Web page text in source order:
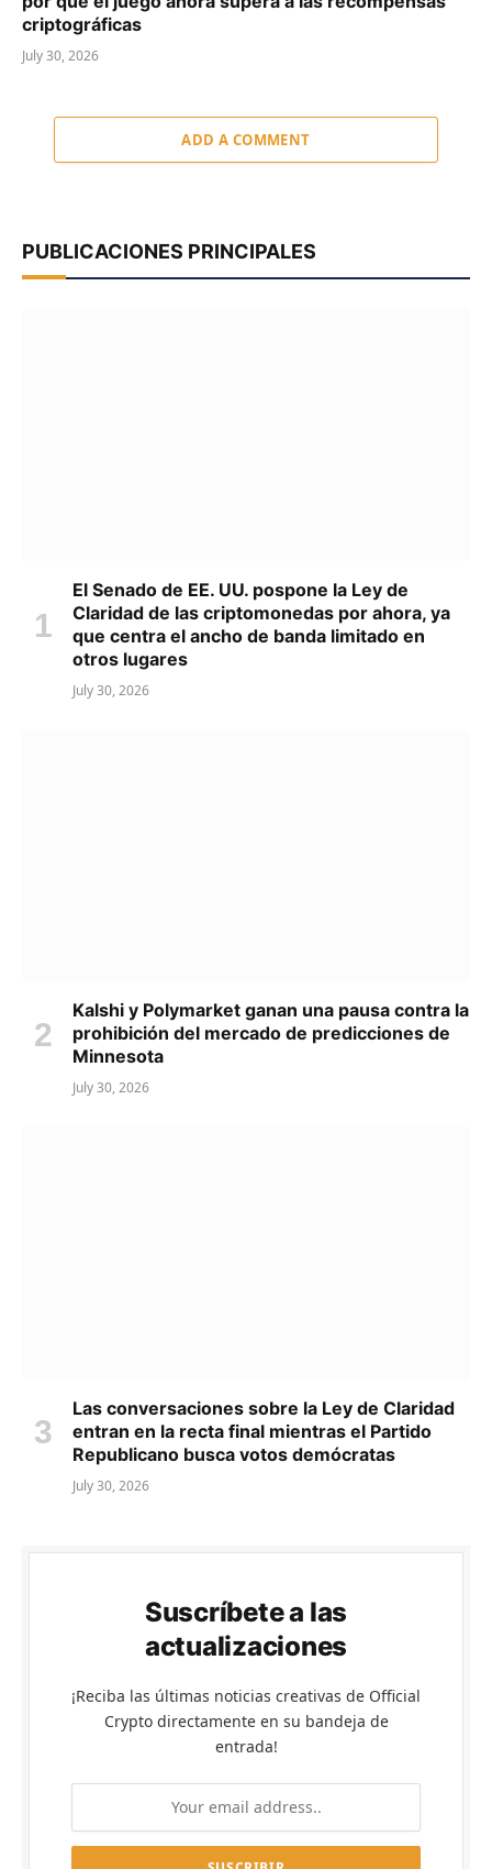
criptográficas
July 30, 2026
ADD A COMMENT
PUBLICACIONES PRINCIPALES
El Senado de EE. UU. pospone la Ley de
Claridad de las criptomonedas por ahora, ya
que centra el ancho de banda limitado en
otros lugares
July 30, 2026
Kalshi y Polymarket ganan una pausa contra la
prohibición del mercado de predicciones de
Minnesota
July 30, 2026
Las conversaciones sobre la Ley de Claridad
entran en la recta final mientras el Partido
Republicano busca votos demócratas
July 30, 2026
Suscríbete a las
actualizaciones
¡Reciba las últimas noticias creativas de Official
Crypto directamente en su bandeja de
entrada!